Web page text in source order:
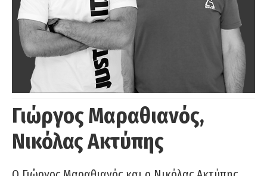
Γιώργος Μαραθιανός,
Νικόλας Ακτύπης